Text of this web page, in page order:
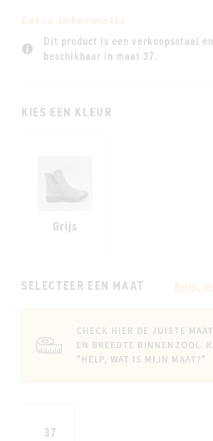
Extra informatie
Dit product is een verkoopsstaal
beschikbaar in maat 37.
KIES EEN KLEUR
Grijs
SELECTEER EEN MAAT Help,
CHECK HIER DE JUISTE
EN BREEDTE BINNENZOOL.
"HELP, WAT IS MIJN MAAT?"
37